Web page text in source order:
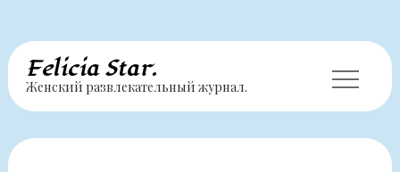
Перейти
содержимому
Felicia Star.
Женский развлекательный журнал.